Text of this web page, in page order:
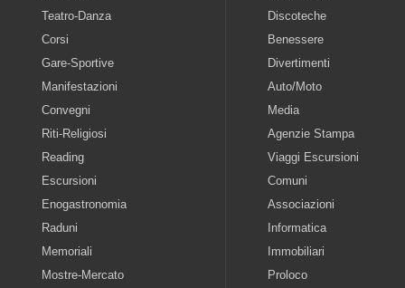
Teatro-Danza
Corsi
Gare-Sportive
Manifestazioni
Convegni
Riti-Religiosi
Reading
Escursioni
Enogastronomia
Raduni
Memoriali
Mostre-Mercato
Discoteche
Benessere
Divertimenti
Auto/Moto
Media
Agenzie Stampa
Viaggi Escursioni
Comuni
Associazioni
Informatica
Immobiliari
Proloco